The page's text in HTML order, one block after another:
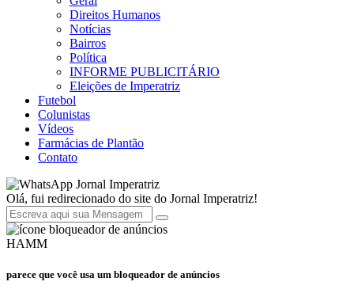
Direitos Humanos
Notícias
Bairros
Política
INFORME PUBLICITÁRIO
Eleições de Imperatriz
Futebol
Colunistas
Vídeos
Farmácias de Plantão
Contato
Jornal Imperatriz
Olá, fui redirecionado do site do Jornal Imperatriz!
HAMM
parece que você usa um bloqueador de anúncios